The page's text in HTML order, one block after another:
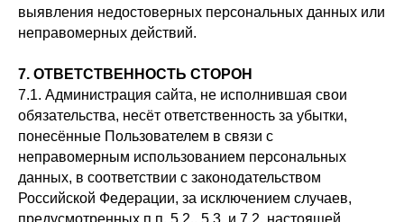
выявления недостоверных персональных данных или
неправомерных действий.
7. ОТВЕТСТВЕННОСТЬ СТОРОН
7.1. Администрация сайта, не исполнившая свои
обязательства, несёт ответственность за убытки,
понесённые Пользователем в связи с
неправомерным использованием персональных
данных, в соответствии с законодательством
Российской Федерации, за исключением случаев,
предусмотренных п.п. 5.2., 5.3. и 7.2. настоящей